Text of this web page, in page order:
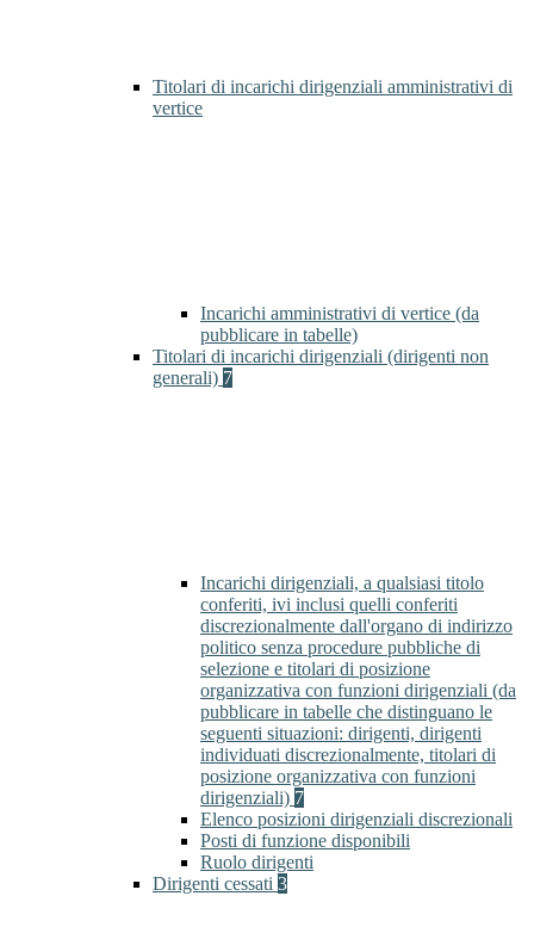
Titolari di incarichi dirigenziali amministrativi di
vertice
Incarichi amministrativi di vertice (da
pubblicare in tabelle)
Titolari di incarichi dirigenziali (dirigenti non
generali) 7
Incarichi dirigenziali, a qualsiasi titolo
conferiti, ivi inclusi quelli conferiti
discrezionalmente dall'organo di indirizzo
politico senza procedure pubbliche di
selezione e titolari di posizione
organizzativa con funzioni dirigenziali (da
pubblicare in tabelle che distinguano le
seguenti situazioni: dirigenti, dirigenti
individuati discrezionalmente, titolari di
posizione organizzativa con funzioni
dirigenziali) 7
Elenco posizioni dirigenziali discrezionali
Posti di funzione disponibili
Ruolo dirigenti
Dirigenti cessati 3